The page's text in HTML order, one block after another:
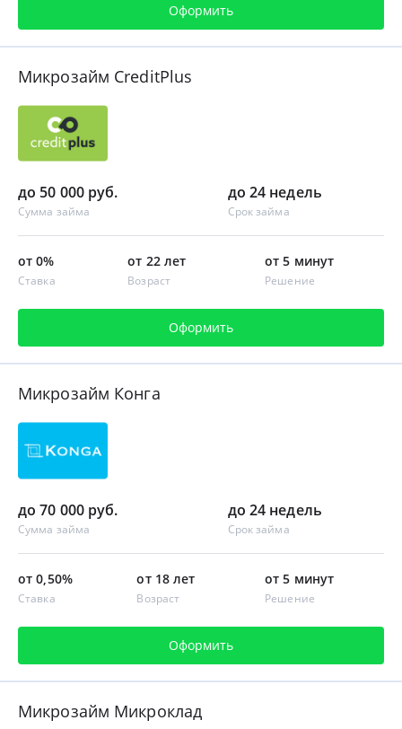
Оформить
Микрозайм CreditPlus
до 50 000 руб.
Сумма займа
до 24 недель
Срок займа
от 0%
Ставка
от 22 лет
Возраст
от 5 минут
Решение
Оформить
Микрозайм Конга
до 70 000 руб.
Сумма займа
до 24 недель
Срок займа
от 0,50%
Ставка
от 18 лет
Возраст
от 5 минут
Решение
Оформить
Микрозайм Микроклад